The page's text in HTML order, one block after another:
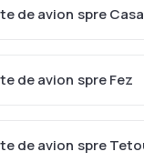
de avion spre
de avion spre Fez
de avion spre